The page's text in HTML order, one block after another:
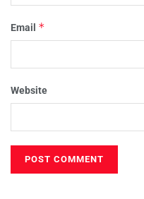
Email *
Website